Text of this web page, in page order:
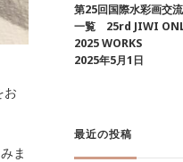
お
ま
第25回国際水彩画交
一覧 25rd JIWI
2025 WORKS
2025年5月1日
最近の投稿